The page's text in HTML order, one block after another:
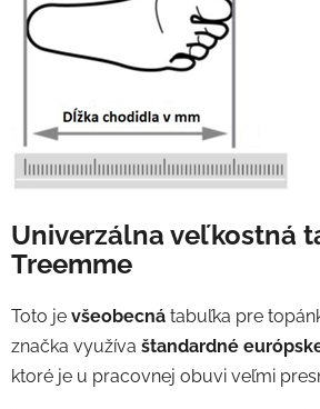
Univerzálna veľkostná
Treemme
Toto je všeobecná tabuľka pre
značka využíva štandardné
ktoré je u pracovnej obuvi veľmi